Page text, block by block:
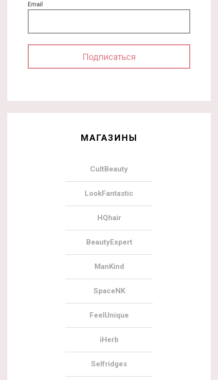
Email
МАГАЗИНЫ
CultBeauty
LookFantastic
HQhair
BeautyExpert
ManKind
SpaceNK
FeelUnique
iHerb
Selfridges